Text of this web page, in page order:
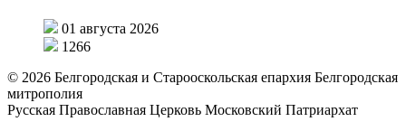
01 августа 2026
1266
© 2026 Белгородская и Старооскольская епархия Белгородская
митрополия
Русская Православная Церковь Московский Патриархат